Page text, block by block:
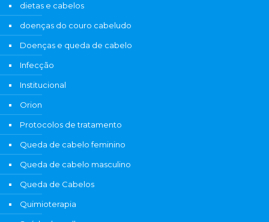
dietas e cabelos
doenças do couro cabeludo
Doenças e queda de cabelo
Infecção
Institucional
Orion
Protocolos de tratamento
Queda de cabelo feminino
Queda de cabelo masculino
Queda de Cabelos
Quimioterapia